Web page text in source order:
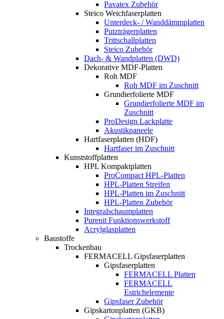
Pavatex Zubehör
Steico Weichfaserplatten
Unterdeck- / Wanddämmplatten
Putzträgerplatten
Trittschallplatten
Steico Zubehör
Dach- & Wandplatten (DWD)
Dekorative MDF-Platten
Roh MDF
Roh MDF im Zuschnitt
Grundierfolierte MDF
Grundierfolierte MDF im
Zuschnitt
ProDesign Lackplatte
Akustikpaneele
Hartfaserplatten (HDF)
Hartfaser im Zuschnitt
Kunststoffplatten
HPL Kompaktplatten
ProCompact HPL-Platten
HPL-Platten Streifen
HPL-Platten im Zuschnitt
HPL-Platten Zubehör
Integralschaumplatten
Purenit Funktionswerkstoff
Acrylglasplatten
Baustoffe
Trockenbau
FERMACELL Gipsfaserplatten
Gipsfaserplatten
FERMACELL Platten
FERMACELL
Estrichelemente
Gipsfaser Zubehör
Gipskartonplatten (GKB)